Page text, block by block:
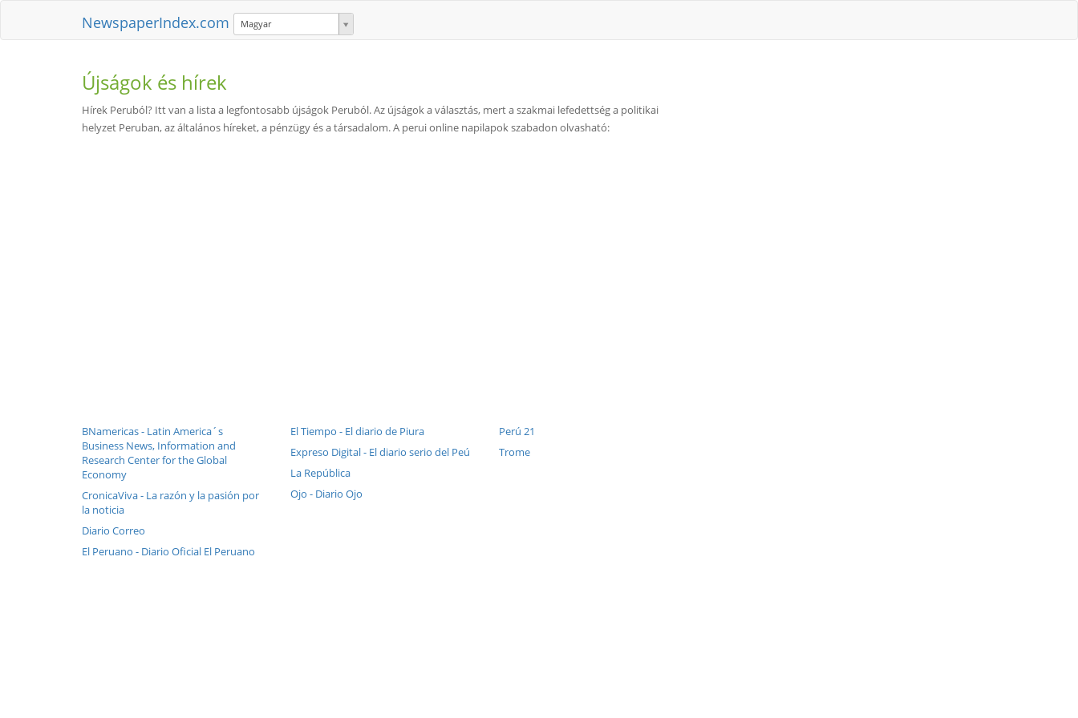
NewspaperIndex.com Magyar
Újságok és hírek
Hírek Peruból? Itt van a lista a legfontosabb újságok Peruból. Az újságok a választás, mert a szakmai lefedettség a politikai
helyzet Peruban, az általános híreket, a pénzügy és a társadalom. A perui online napilapok szabadon olvasható:
BNamericas - Latin America´s
Business News, Information and
Research Center for the Global
Economy
CronicaViva - La razón y la pasión por
la noticia
Diario Correo
El Peruano - Diario Oficial El Peruano
El Tiempo - El diario de Piura
Expreso Digital - El diario serio del Peú
La República
Ojo - Diario Ojo
Perú 21
Trome